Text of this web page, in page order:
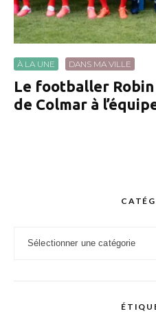
À LA UNE DANS MA VILLE
Le footballer Robin
de Colmar à